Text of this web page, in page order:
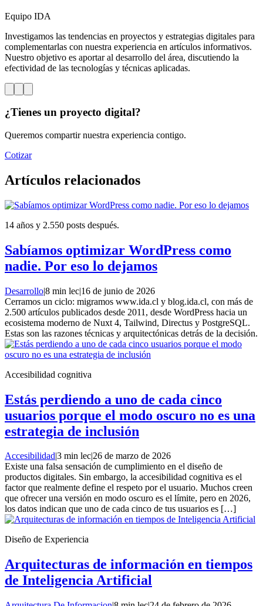
Equipo IDA
Investigamos las tendencias en proyectos y estrategias digitales para
complementarlas con nuestra experiencia en artículos informativos.
Nuestro objetivo es aportar al desarrollo del área, discutiendo la
efectividad de las tecnologías y técnicas aplicadas.
¿Tienes un proyecto digital?
Queremos compartir nuestra experiencia contigo.
Cotizar
Artículos relacionados
14 años y 2.550 posts después.
Sabíamos optimizar WordPress como
nadie. Por eso lo dejamos
Desarrollo|8 min lec|16 de junio de 2026
Cerramos un ciclo: migramos www.ida.cl y blog.ida.cl, con más de
2.500 artículos publicados desde 2011, desde WordPress hacia un
ecosistema moderno de Nuxt 4, Tailwind, Directus y PostgreSQL.
Estas son las razones técnicas y arquitectónicas detrás de la decisión.
Accesibilidad cognitiva
Estás perdiendo a uno de cada cinco
usuarios porque el modo oscuro no es una
estrategia de inclusión
Accesibilidad|3 min lec|26 de marzo de 2026
Existe una falsa sensación de cumplimiento en el diseño de
productos digitales. Sin embargo, la accesibilidad cognitiva es el
factor que realmente define el respeto por el usuario. Muchos creen
que ofrecer una versión en modo oscuro es el límite, pero en 2026,
los datos indican que uno de cada cinco de tus usuarios es […]
Diseño de Experiencia
Arquitecturas de información en tiempos
de Inteligencia Artificial